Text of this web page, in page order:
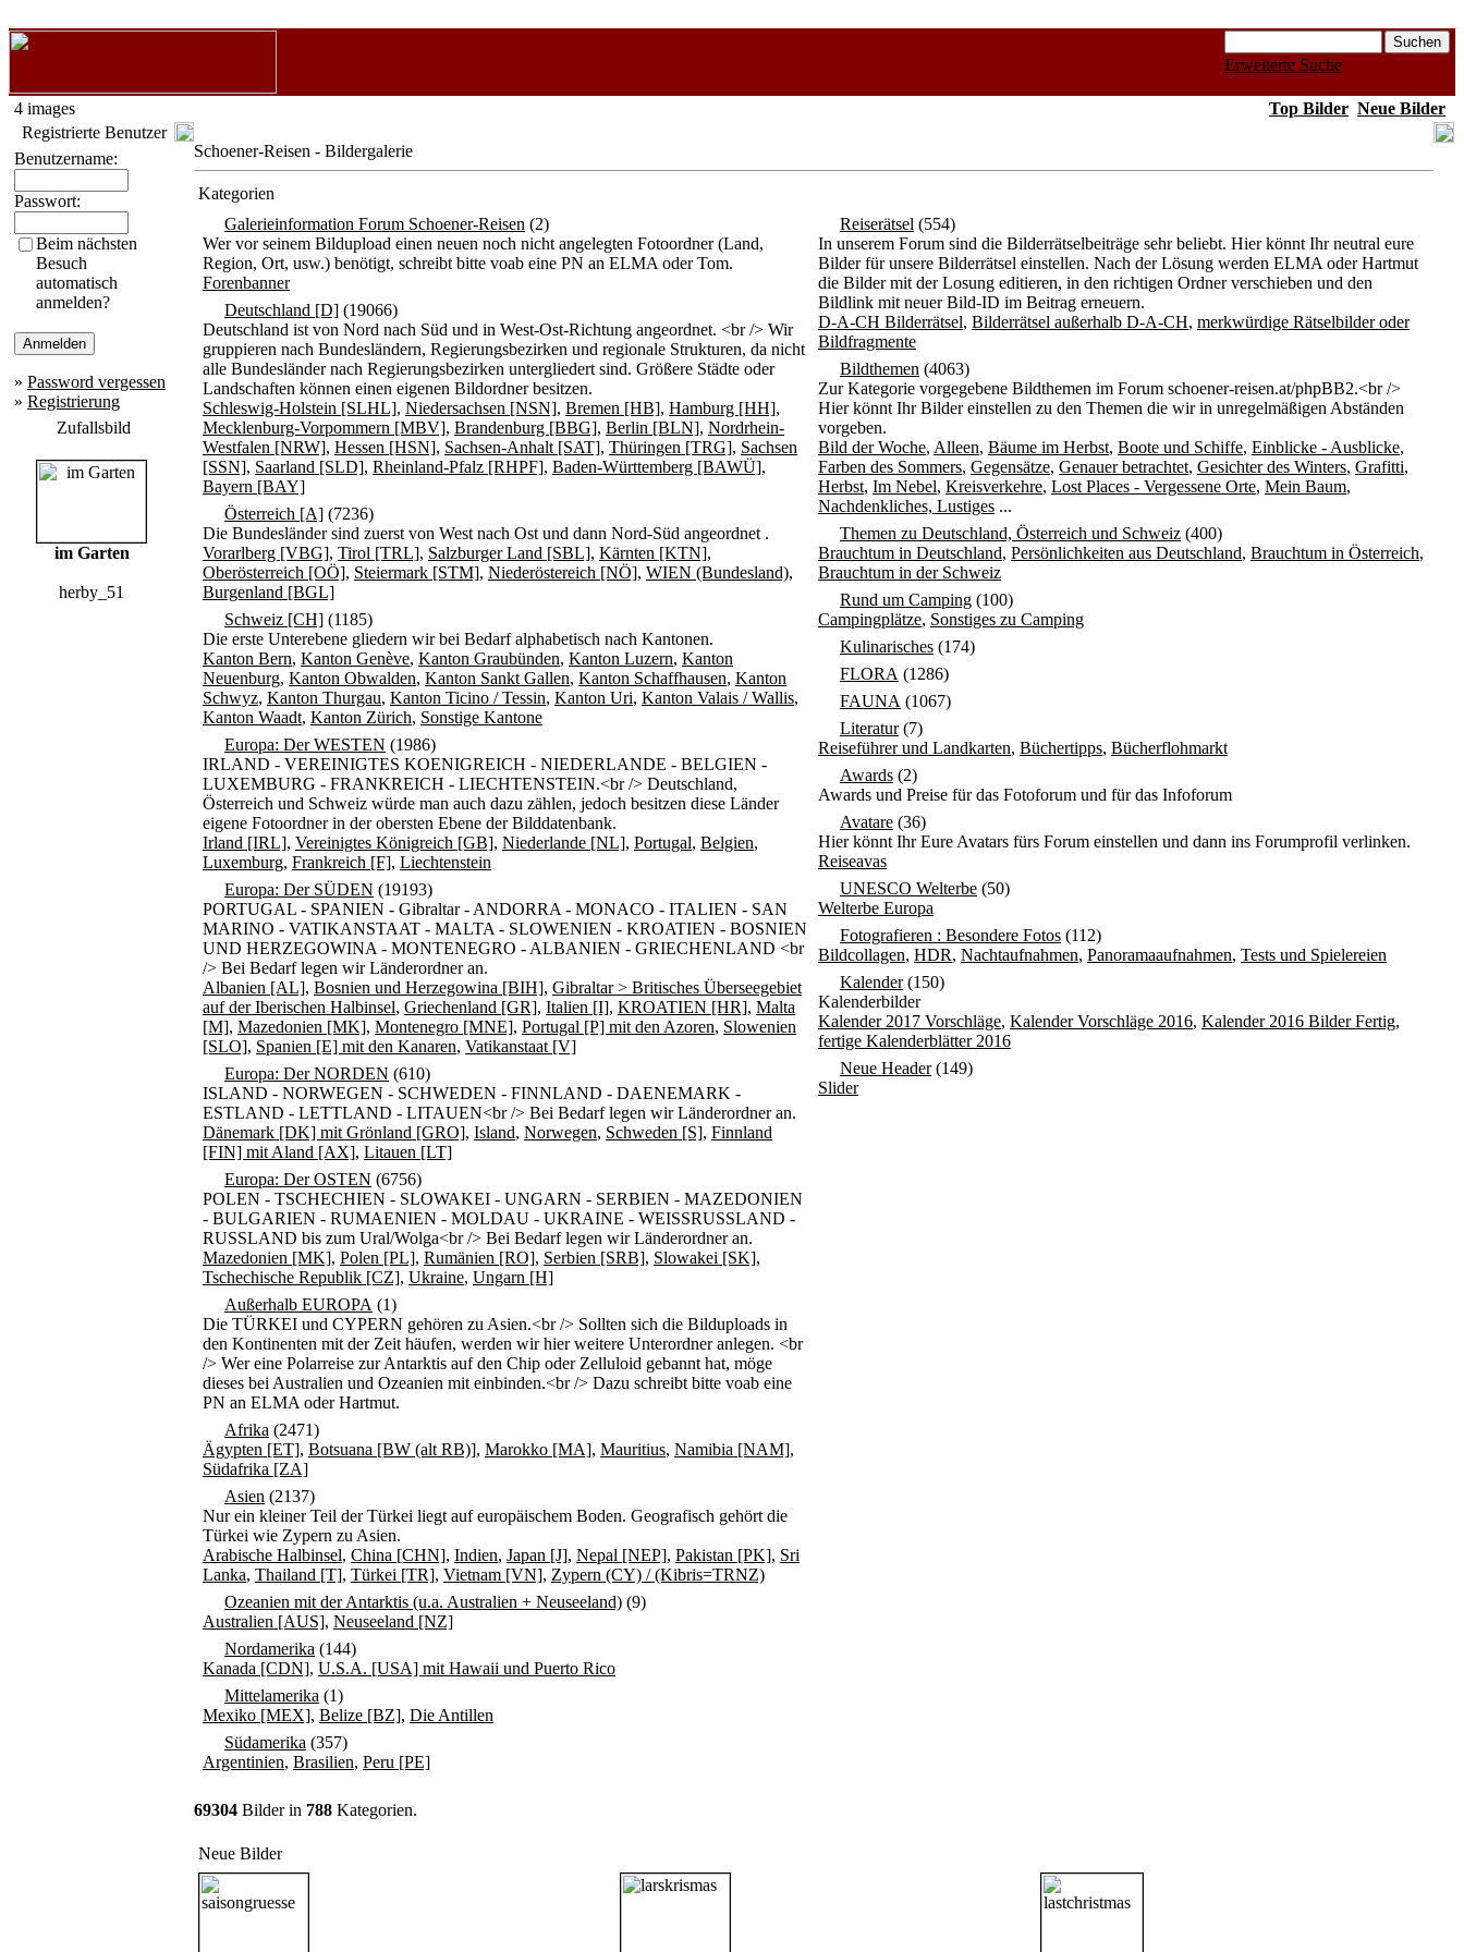
Erweiterte Suche
4 images Top Bilder Neue Bilder
Registrierte Benutzer
Benutzername:
Passwort:
Beim nächsten
Besuch
automatisch
anmelden?
» Password vergessen
» Registrierung
Zufallsbild
im Garten
herby_51
Schoener-Reisen - Bildergalerie
Kategorien
Galerieinformation Forum Schoener-Reisen (2)
Wer vor seinem Bildupload einen neuen noch nicht angelegten Fotoordner (Land,
Region, Ort, usw.) benötigt, schreibt bitte voab eine PN an ELMA oder Tom.
Forenbanner
Deutschland [D] (19066)
Deutschland ist von Nord nach Süd und in West-Ost-Richtung angeordnet. <br /> Wir
gruppieren nach Bundesländern, Regierungsbezirken und regionale Strukturen, da nicht
alle Bundesländer nach Regierungsbezirken untergliedert sind. Größere Städte oder
Landschaften können einen eigenen Bildordner besitzen.
Schleswig-Holstein [SLHL], Niedersachsen [NSN], Bremen [HB], Hamburg [HH],
Mecklenburg-Vorpommern [MBV], Brandenburg [BBG], Berlin [BLN], Nordrhein-
Westfalen [NRW], Hessen [HSN], Sachsen-Anhalt [SAT], Thüringen [TRG], Sachsen
[SSN], Saarland [SLD], Rheinland-Pfalz [RHPF], Baden-Württemberg [BAWÜ],
Bayern [BAY]
Österreich [A] (7236)
Die Bundesländer sind zuerst von West nach Ost und dann Nord-Süd angeordnet .
Vorarlberg [VBG], Tirol [TRL], Salzburger Land [SBL], Kärnten [KTN],
Oberösterreich [OÖ], Steiermark [STM], Niederöstereich [NÖ], WIEN (Bundesland),
Burgenland [BGL]
Schweiz [CH] (1185)
Die erste Unterebene gliedern wir bei Bedarf alphabetisch nach Kantonen.
Kanton Bern, Kanton Genève, Kanton Graubünden, Kanton Luzern, Kanton
Neuenburg, Kanton Obwalden, Kanton Sankt Gallen, Kanton Schaffhausen, Kanton
Schwyz, Kanton Thurgau, Kanton Ticino / Tessin, Kanton Uri, Kanton Valais / Wallis,
Kanton Waadt, Kanton Zürich, Sonstige Kantone
Europa: Der WESTEN (1986)
IRLAND - VEREINIGTES KOENIGREICH - NIEDERLANDE - BELGIEN -
LUXEMBURG - FRANKREICH - LIECHTENSTEIN.<br /> Deutschland,
Österreich und Schweiz würde man auch dazu zählen, jedoch besitzen diese Länder
eigene Fotoordner in der obersten Ebene der Bilddatenbank.
Irland [IRL], Vereinigtes Königreich [GB], Niederlande [NL], Portugal, Belgien,
Luxemburg, Frankreich [F], Liechtenstein
Europa: Der SÜDEN (19193)
PORTUGAL - SPANIEN - Gibraltar - ANDORRA - MONACO - ITALIEN - SAN
MARINO - VATIKANSTAAT - MALTA - SLOWENIEN - KROATIEN - BOSNIEN
UND HERZEGOWINA - MONTENEGRO - ALBANIEN - GRIECHENLAND <br
/> Bei Bedarf legen wir Länderordner an.
Albanien [AL], Bosnien und Herzegowina [BIH], Gibraltar > Britisches Überseegebiet
auf der Iberischen Halbinsel, Griechenland [GR], Italien [I], KROATIEN [HR], Malta
[M], Mazedonien [MK], Montenegro [MNE], Portugal [P] mit den Azoren, Slowenien
[SLO], Spanien [E] mit den Kanaren, Vatikanstaat [V]
Europa: Der NORDEN (610)
ISLAND - NORWEGEN - SCHWEDEN - FINNLAND - DAENEMARK -
ESTLAND - LETTLAND - LITAUEN<br /> Bei Bedarf legen wir Länderordner an.
Dänemark [DK] mit Grönland [GRO], Island, Norwegen, Schweden [S], Finnland
[FIN] mit Aland [AX], Litauen [LT]
Europa: Der OSTEN (6756)
POLEN - TSCHECHIEN - SLOWAKEI - UNGARN - SERBIEN - MAZEDONIEN
- BULGARIEN - RUMAENIEN - MOLDAU - UKRAINE - WEISSRUSSLAND -
RUSSLAND bis zum Ural/Wolga<br /> Bei Bedarf legen wir Länderordner an.
Mazedonien [MK], Polen [PL], Rumänien [RO], Serbien [SRB], Slowakei [SK],
Tschechische Republik [CZ], Ukraine, Ungarn [H]
Außerhalb EUROPA (1)
Die TÜRKEI und CYPERN gehören zu Asien.<br /> Sollten sich die Bilduploads in
den Kontinenten mit der Zeit häufen, werden wir hier weitere Unterordner anlegen. <br
/> Wer eine Polarreise zur Antarktis auf den Chip oder Zelluloid gebannt hat, möge
dieses bei Australien und Ozeanien mit einbinden.<br /> Dazu schreibt bitte voab eine
PN an ELMA oder Hartmut.
Afrika (2471)
Ägypten [ET], Botsuana [BW (alt RB)], Marokko [MA], Mauritius, Namibia [NAM],
Südafrika [ZA]
Asien (2137)
Nur ein kleiner Teil der Türkei liegt auf europäischem Boden. Geografisch gehört die
Türkei wie Zypern zu Asien.
Arabische Halbinsel, China [CHN], Indien, Japan [J], Nepal [NEP], Pakistan [PK], Sri
Lanka, Thailand [T], Türkei [TR], Vietnam [VN], Zypern (CY) / (Kibris=TRNZ)
Ozeanien mit der Antarktis (u.a. Australien + Neuseeland) (9)
Australien [AUS], Neuseeland [NZ]
Nordamerika (144)
Kanada [CDN], U.S.A. [USA] mit Hawaii und Puerto Rico
Mittelamerika (1)
Mexiko [MEX], Belize [BZ], Die Antillen
Südamerika (357)
Argentinien, Brasilien, Peru [PE]
Reiserätsel (554)
In unserem Forum sind die Bilderrätselbeiträge sehr beliebt. Hier könnt Ihr neutral eure
Bilder für unsere Bilderrätsel einstellen. Nach der Lösung werden ELMA oder Hartmut
die Bilder mit der Losung editieren, in den richtigen Ordner verschieben und den
Bildlink mit neuer Bild-ID im Beitrag erneuern.
D-A-CH Bilderrätsel, Bilderrätsel außerhalb D-A-CH, merkwürdige Rätselbilder oder
Bildfragmente
Bildthemen (4063)
Zur Kategorie vorgegebene Bildthemen im Forum schoener-reisen.at/phpBB2.<br />
Hier könnt Ihr Bilder einstellen zu den Themen die wir in unregelmäßigen Abständen
vorgeben.
Bild der Woche, Alleen, Bäume im Herbst, Boote und Schiffe, Einblicke - Ausblicke,
Farben des Sommers, Gegensätze, Genauer betrachtet, Gesichter des Winters, Grafitti,
Herbst, Im Nebel, Kreisverkehre, Lost Places - Vergessene Orte, Mein Baum,
Nachdenkliches, Lustiges ...
Themen zu Deutschland, Österreich und Schweiz (400)
Brauchtum in Deutschland, Persönlichkeiten aus Deutschland, Brauchtum in Österreich,
Brauchtum in der Schweiz
Rund um Camping (100)
Campingplätze, Sonstiges zu Camping
Kulinarisches (174)
FLORA (1286)
FAUNA (1067)
Literatur(7)
Reiseführer und Landkarten, Büchertipps, Bücherflohmarkt
Awards (2)
Awards und Preise für das Fotoforum und für das Infoforum
Avatare (36)
Hier könnt Ihr Eure Avatars fürs Forum einstellen und dann ins Forumprofil verlinken.
Reiseavas
UNESCO Welterbe (50)
Welterbe Europa
Fotografieren : Besondere Fotos (112)
Bildcollagen, HDR, Nachtaufnahmen, Panoramaaufnahmen, Tests und Spielereien
Kalender(150)
Kalenderbilder
Kalender 2017 Vorschläge, Kalender Vorschläge 2016, Kalender 2016 Bilder Fertig,
fertige Kalenderblätter 2016
Neue Header(149)
Slider
69304 Bilder in 788 Kategorien.
Neue Bilder